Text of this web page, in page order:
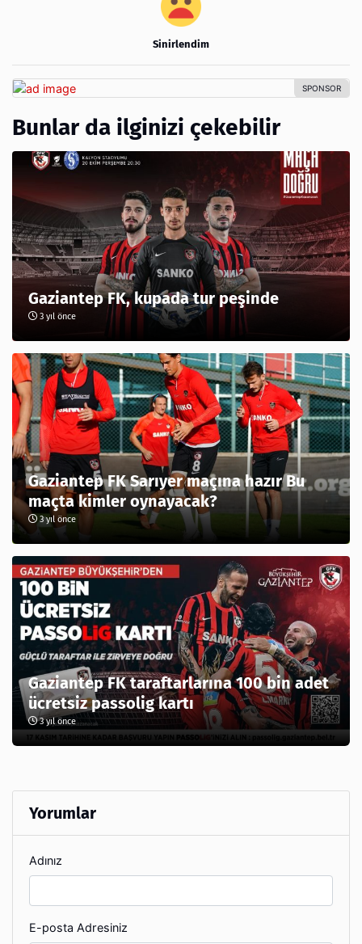
Sinirlendim
Bunlar da ilginizi çekebilir
Gaziantep FK, kupada tur peşinde
3 yıl önce
Gaziantep FK Sarıyer maçına hazır Bu
maçta kimler oynayacak?
3 yıl önce
Gaziantep FK taraftarlarına 100 bin adet
ücretsiz passolig kartı
3 yıl önce
Yorumlar
Adınız
E-posta Adresiniz